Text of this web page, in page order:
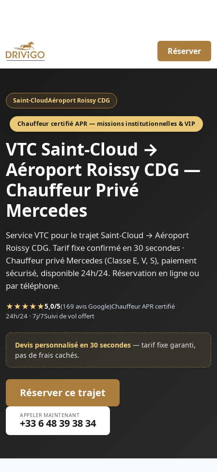
Réserver
Saint-CloudAéroport Roissy CDG
Chauffeur certifié APR — missions institutionnelles & VIP
VTC Saint-Cloud →
Aéroport Roissy CDG —
Chauffeur Privé
Mercedes
Service VTC pour le trajet Saint-Cloud → Aéroport
Roissy CDG. Tarif fixe confirmé en 30 secondes ·
Chauffeur privé Mercedes (Classe E, V, S), paiement
sécurisé, disponible 24h/24. Réservation en ligne ou
par téléphone.
★★★★★5,0/5(169 avis Google)Chauffeur APR certifié
24h/24 · 7j/7Suivi de vol offert
Devis personnalisé en 30 secondes — tarif fixe garanti,
pas de frais cachés.
Réserver ce trajet
APPELER MAINTENANT
+33 6 48 39 38 34